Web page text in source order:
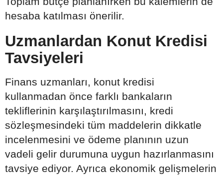
hesaba katılması önerilir.
Uzmanlardan Konut Kredisi
Tavsiyeleri
Finans uzmanları, konut kredisi
kullanmadan önce farklı bankaların
tekliflerinin karşılaştırılmasını, kredi
sözleşmesindeki tüm maddelerin dikkatle
incelenmesini ve ödeme planının uzun
vadeli gelir durumuna uygun hazırlanmasını
tavsiye ediyor. Ayrıca ekonomik gelişmelerin